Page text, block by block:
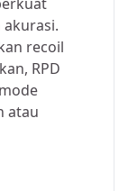
recoil
RPD
atau